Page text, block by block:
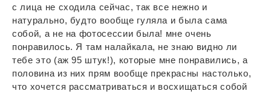
с лица не сходила сейчас, так все нежно и
натурально, будто вообще гуляла и была сама
собой, а не на фотосессии была! мне очень
понравилось. Я там налайкала, не знаю видно ли
тебе это (аж 95 штук!), которые мне понравились, а
половина из них прям вообще прекрасны настолько,
что хочется рассматриваться и восхищаться собой